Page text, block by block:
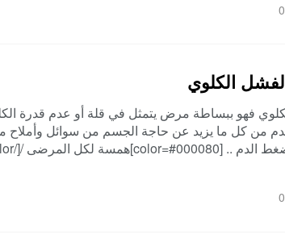
0
الكلوي
فهو ببساطة مرض يتمثل في قلة أو عدم قدرة
من كل ما يزيد عن حاجة الجسم من سوائل وأملاح
0